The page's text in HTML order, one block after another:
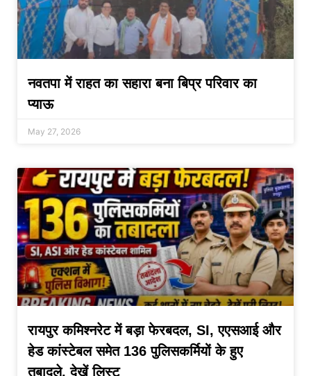
नवतपा में राहत का सहारा बना बिप्र परिवार का
प्याऊ
May 27, 2026
रायपुर कमिश्नरेट में बड़ा फेरबदल, SI, एएसआई और
हेड कांस्टेबल समेत 136 पुलिसकर्मियों के हुए
तबादले, देखें लिस्ट